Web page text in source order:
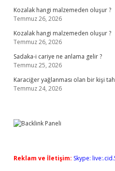
Kozalak hangi malzemeden oluşur ?
Temmuz 26, 2026
Kozalak hangi malzemeden oluşur ?
Temmuz 26, 2026
Sadaka-i cariye ne anlama gelir ?
Temmuz 25, 2026
Karaciğer yağlanması olan bir kişi
Temmuz 24, 2026
Reklam ve İletişim: Skype: